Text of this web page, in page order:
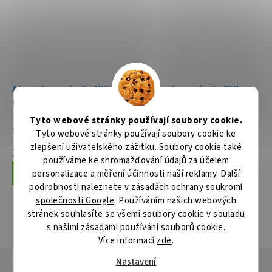
Tyto webové stránky používají soubory cookie.
Tyto webové stránky používají soubory cookie ke
zlepšení uživatelského zážitku. Soubory cookie také
používáme ke shromažďování údajů za účelem
personalizace a měření účinnosti naší reklamy. Další
podrobnosti naleznete v zásadách ochrany soukromí
společnosti Google. Používáním našich webových
stránek souhlasíte se všemi soubory cookie v souladu
s našimi zásadami používání souborů cookie.
Více informacízde.
Nastavení
Aku pokosová pila 190mm,
Li-ion LXT 2x18V/5,0 Ah
Skladem
27 627 Kč
Do košíku
Aku pokosová pila 190mm,
Li-ion LXT 2x18V, bez aku
Z
Skladem
20 980 Kč
Do košíku
ZOBRAZIT VŠECHNY SOUVISEJÍCÍ PRODUKTY
Diskuze